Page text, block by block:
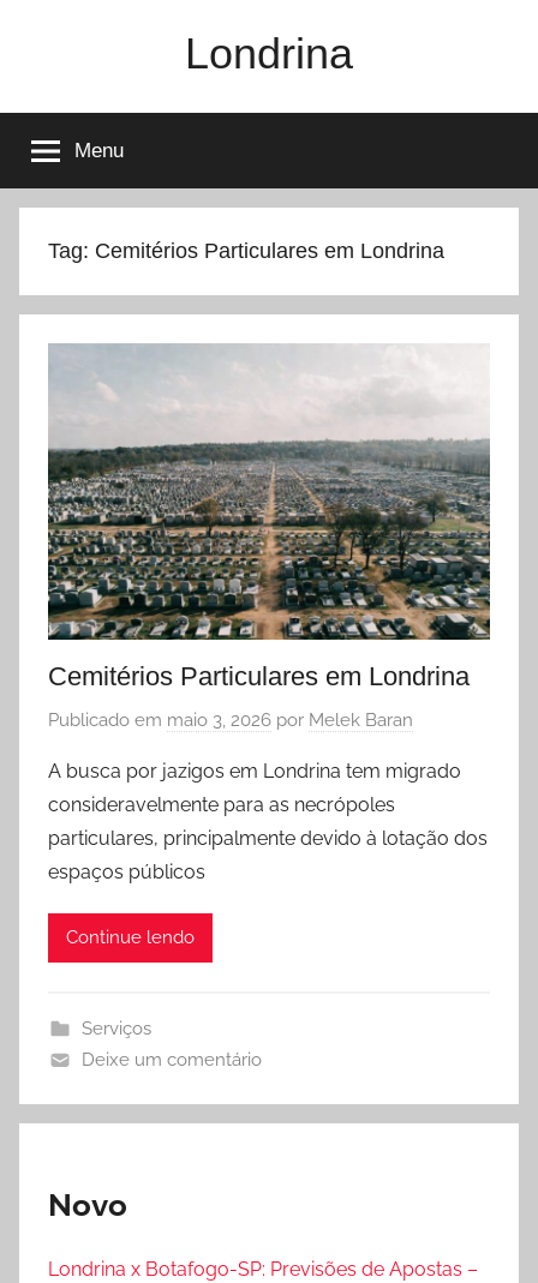
conteúdo
Londrina
Menu
Tag: Cemitérios Particulares em Londrina
Cemitérios Particulares em Londrina
Publicado em maio 3, 2026 por Melek Baran
A busca por jazigos em Londrina tem migrado
consideravelmente para as necrópoles
particulares, principalmente devido à lotação dos
espaços públicos
Continue lendo
Serviços
Deixe um comentário
Novo
Londrina x Botafogo-SP: Previsões de Apostas –